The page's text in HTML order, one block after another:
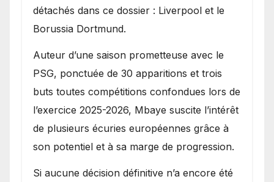
détachés dans ce dossier : Liverpool et le
Borussia Dortmund.
Auteur d’une saison prometteuse avec le
PSG, ponctuée de 30 apparitions et trois
buts toutes compétitions confondues lors de
l’exercice 2025-2026, Mbaye suscite l’intérêt
de plusieurs écuries européennes grâce à
son potentiel et à sa marge de progression.
Si aucune décision définitive n’a encore été